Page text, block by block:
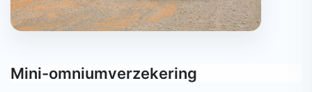
Mini-omniumverzekering